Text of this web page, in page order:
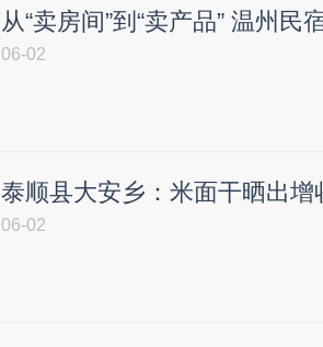
从“卖房间”到“卖产品” 温州民
06-02
泰顺县大安乡：米面干晒出增
06-02